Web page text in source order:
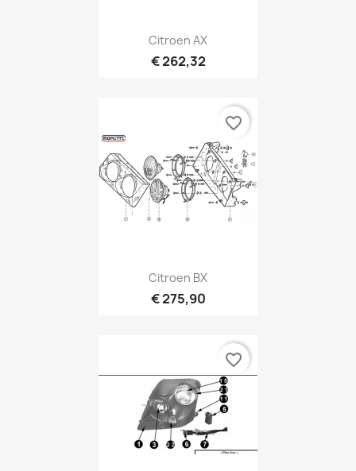
Citroen AX
€ 262,32
Citroen BX
€ 275,90
favorite_border
favorite_border